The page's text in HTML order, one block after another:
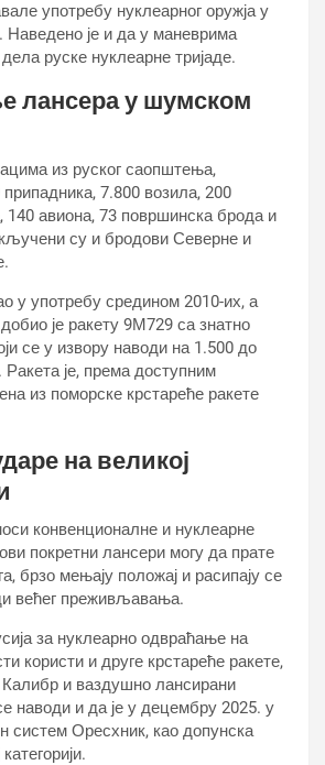
употребу нуклеарног оружја у
је и да у маневрима
руске нуклеарне тријаде.
лансера у шумском
из руског саопштења,
припадника, 7.800 возила, 200
140 авиона, 73 површинска брода и
су и бродови Северне и
у употребу средином 2010-их, а
је ракету 9М729 са знатно
се у извору наводи на 1.500 до
је, према доступним
из поморске крстареће ракете
на великој
конвенционалне и нуклеарне
покретни лансери могу да прате
брзо мењају положај и расипају се
већег преживљавања.
за нуклеарно одвраћање на
користи и друге крстареће ракете,
и ваздушно лансирани
наводи и да је у децембру 2025. у
систем Оресхник, као допунска